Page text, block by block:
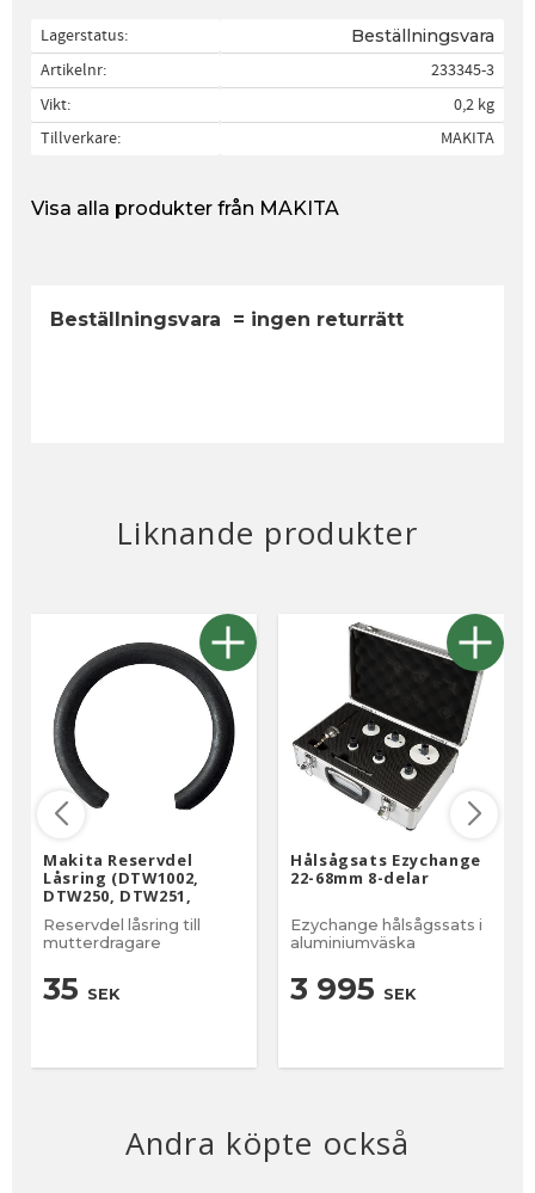
Lagerstatus Beställningsvara
Artikelnr
233345-3
Vikt
0,2 kg
Tillverkare
MAKITA
Visa alla produkter från MAKITA
Beställningsvara = ingen returrätt
Liknande produkter
Makita Reservdel
Låsring (DTW1002,
DTW250, DTW251,
DTW281, DTW285,
DTW300 , DTW450,
TW0200, TW0350)
Reservdel låsring till
mutterdragare
35 SEK
Hålsågsats Ezychange
22-68mm 8-delar
Ezychange hålsågssats i
aluminiumväska
3 995 SEK
Andra köpte också